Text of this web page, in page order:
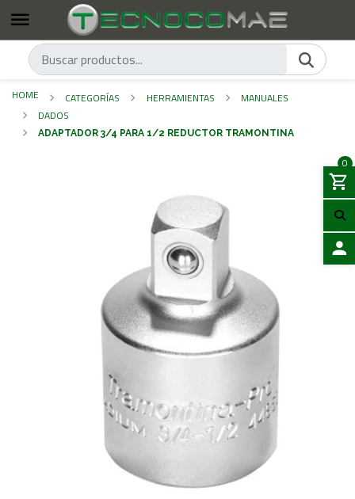
0
HOME CATEGORÍAS HERRAMIENTAS
MANUALES
DADOS
ADAPTADOR 3/4 PARA 1/2 REDUCTOR TRAMONTINA